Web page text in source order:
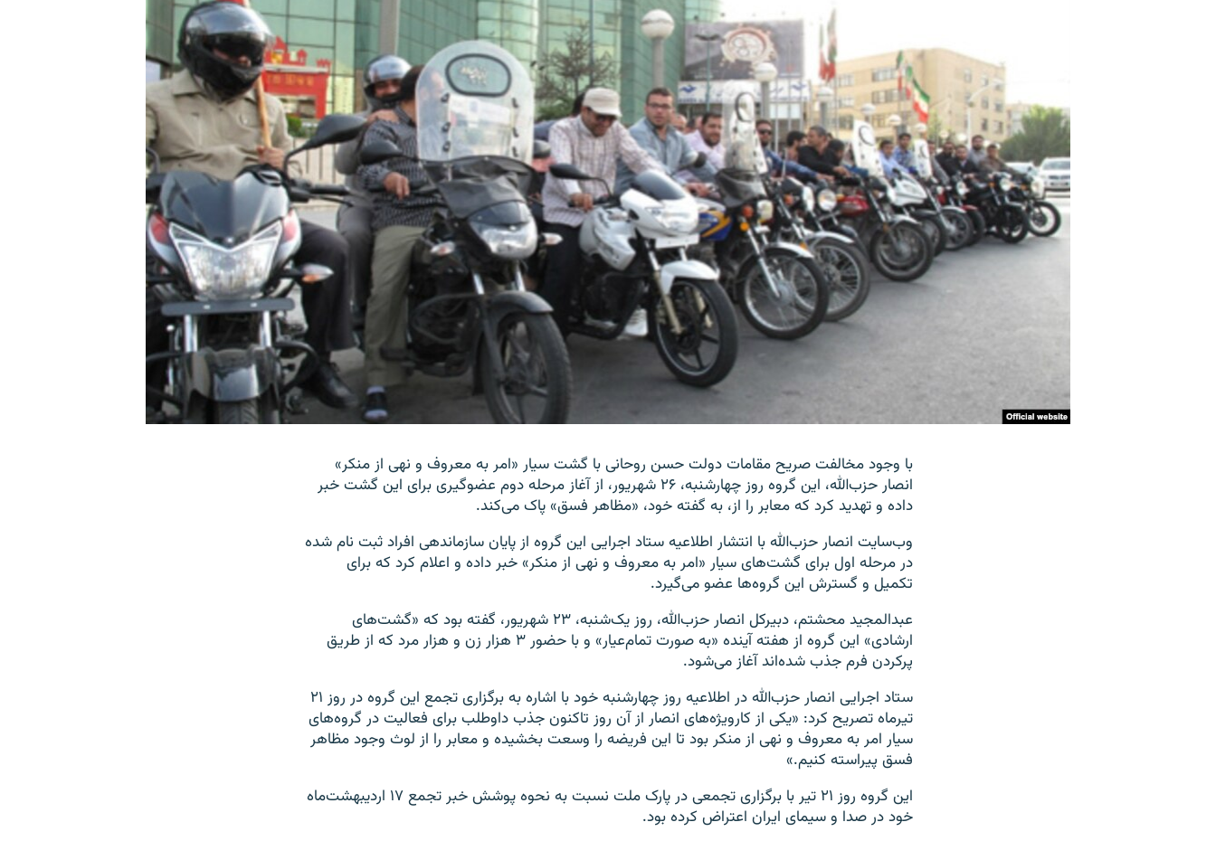
با وجود مخالفت صریح مقامات دولت حسن روحانی با گشت سیار «امر به معروف و نهی از منكر»
انصار حزب‌الله، این گروه روز چهارشنبه، ۲۶ شهریور، از آغاز مرحله دوم عضوگیری برای این گشت خبر
داده و تهدید کرد که معابر را از، به گفته خود، «مظاهر فسق» پاک می‌کند.
وب‌سایت انصار حزب‌الله با انتشار اطلاعیه ستاد اجرایی این گروه از پایان سازماندهی افراد ثبت نام شده
در مرحله اول برای گشت‌های سیار «امر به معروف و نهی از منكر» خبر داده و اعلام کرد که برای
تكميل و گسترش این گروه‌ها عضو می‌گیرد.
عبدالمجید محشتم، دبیرکل انصار حزب‌الله، روز یک‌شنبه، ۲۳ شهریور، گفته بود که «گشت‌های
ارشادی» این گروه از هفته آینده «به صورت تمام‌عیار» و با حضور ۳ هزار زن و هزار مرد که از طریق
پرکردن فرم جذب شده‌اند آغاز می‌شود.
ستاد اجرایی انصار حزب‌الله در اطلاعیه روز چهارشنبه خود با اشاره به برگزاری تجمع این گروه در روز ۲۱
تیرماه تصریح کرد: «یكی از كارويژه‌های انصار از آن روز تاكنون جذب داوطلب برای فعاليت در گروه‌های
سيار امر به معروف و نهی از منكر بود تا اين فريضه را وسعت بخشيده و معابر را از لوث وجود مظاهر
فسق پیراسته كنيم.»
این گروه روز ۲۱ تیر با برگزاری تجمعی در پارک ملت نسبت به نحوه پوشش خبر تجمع ۱۷ اردیبهشت‌ماه
خود در صدا و سیمای ایران اعتراض کرده بود.